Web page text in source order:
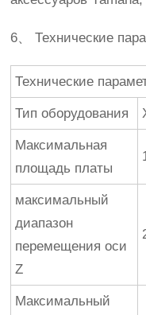
6、 Технические
Технические
Тип оборудования
Максимальная
площадь платы
максимальный
диапазон
перемещения оси
Z
Максимальный